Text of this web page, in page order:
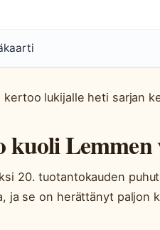
kertoo lukijalle heti sarjan
Lemmen
20. tuotantokauden
ja se on herättänyt paljon